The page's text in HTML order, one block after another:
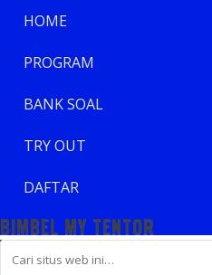
HOME
PROGRAM
BANK SOAL
TRY OUT
DAFTAR
BIMBEL MY TENTOR